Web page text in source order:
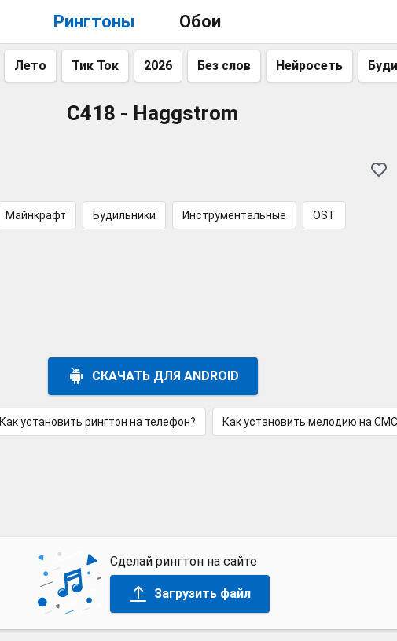
Рингтоны Обои
Лето Тик Ток 2026 Без слов Нейросеть
C418 - Haggstrom
Майнкрафт Будильники Инструментальные OST
СКАЧАТЬ ДЛЯ ANDROID
Как установить рингтон на телефон? Как установить мелодию на
Сделай рингтон на сайте
Загрузить файл